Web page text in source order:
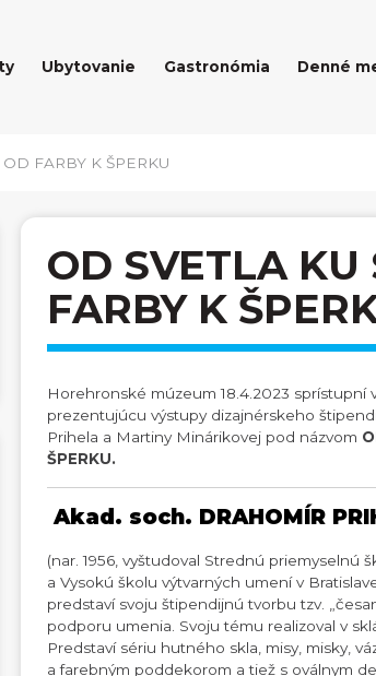
Ubytovanie Gastronómia Denné
FARBY K ŠPERKU
OD SVETLA KU
FARBY K
Horehronské múzeum 18.4.2023 sprístupní
prezentujúcu výstupy dizajnérskeho
Prihela a Martiny Minárikovej pod názvom
ŠPERKU.
Akad. soch. DRAHOMÍR
(nar. 1956, vyštudoval Strednú priemyselnú
a Vysokú školu výtvarných umení v
predstaví svoju štipendijnú tvorbu tzv.
podporu umenia. Svoju tému realizoval v
Predstaví sériu hutného skla, misy, misky,
a farebným poddekorom a tiež s oválnym